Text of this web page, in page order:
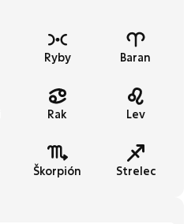
Ryby Baran
Rak Lev
Škorpión Strelec